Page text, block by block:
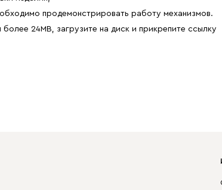
продемонстрировать работу механизмов.
24MB, загрузите на диск и прикрепите ссылку